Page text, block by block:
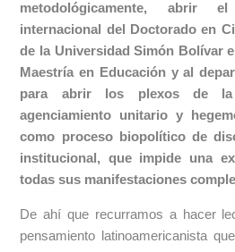
metodológicamente, abrir
internacional del Doctorado en
de la Universidad Simón Bolívar
Maestría en Educación y al
para abrir los plexos de la
agenciamiento unitario y
como proceso biopolítico de
institucional, que impide una
todas sus manifestaciones
De ahí que recurramos a hacer
pensamiento latinoamericanista